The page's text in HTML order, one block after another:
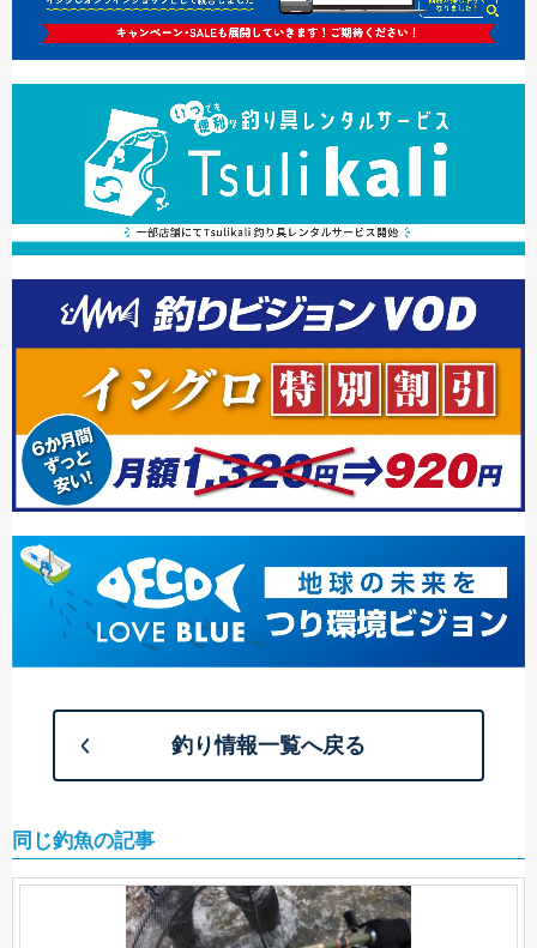
釣り情報一覧へ戻る
同じ釣魚の記事